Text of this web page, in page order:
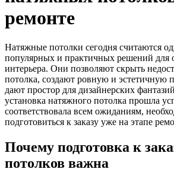
ремонте
Натяжные потолки сегодня считаются
популярных и практичных решений для
интерьера. Они позволяют скрыть
потолка, создают ровную и эстетичную
дают простор для дизайнерских
установка натяжного потолка прошла
соответствовала всем ожиданиям,
подготовиться к заказу уже на этапе
Почему подготовка к
потолков важна